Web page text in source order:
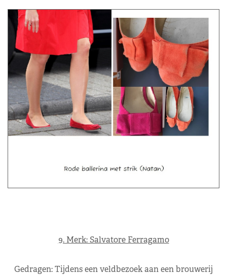
9. Merk: Salvatore Ferragamo
Gedragen: Tijdens een veldbezoek aan een brouwerij